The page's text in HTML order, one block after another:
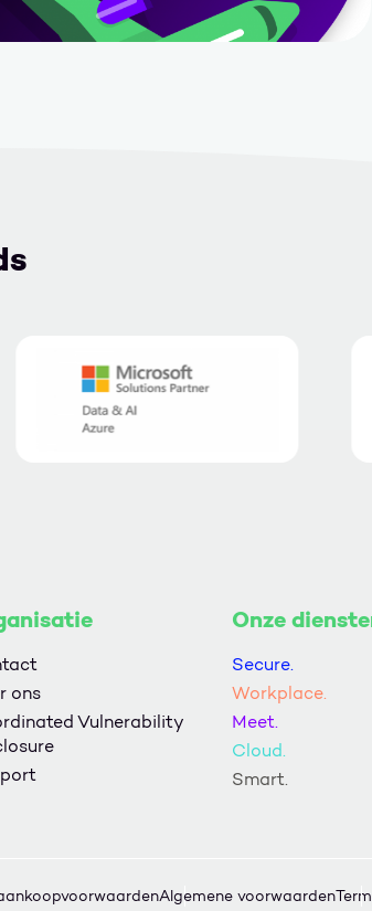
ons
Vulnerability
Onze
Secure.
Workplace.
Meet.
Cloud.
Smart.
Algemene voorwaarden